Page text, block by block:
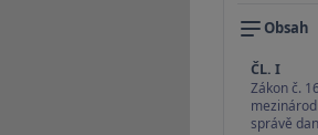
Obsah
ČL. I
Zákon č.
správě